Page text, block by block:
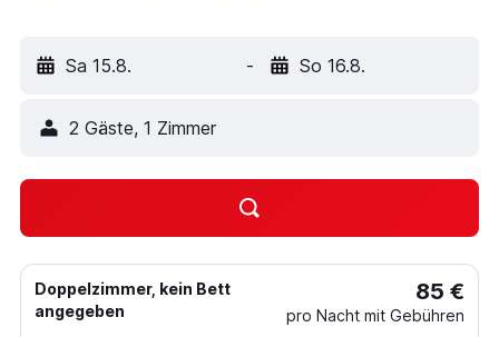
Sa 15.8. - So 16.8.
2 Gäste, 1 Zimmer
Doppelzimmer, kein Bett
angegeben
85 €
pro Nacht mit Gebühren